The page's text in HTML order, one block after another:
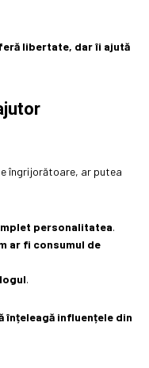
libertate, dar îi ajută
îngrijorătoare, ar putea
personalitatea.
ar fi consumul de
.
înțeleagă influențele din